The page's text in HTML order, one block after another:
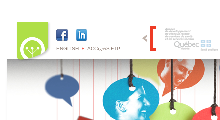
ENGLISH + ACCï¿½S FTP